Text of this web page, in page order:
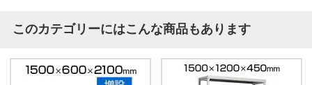
このカテゴリーにはこんな商品もあります